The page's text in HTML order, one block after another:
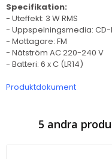
Specifikation:
- Uteffekt: 3 W RMS
- Uppspelningsmedia: CD-
- Mottagare: FM
- Nätström AC 220-240 V
- Batteri: 6 x C (LR14)
Produktdokument
5 andra